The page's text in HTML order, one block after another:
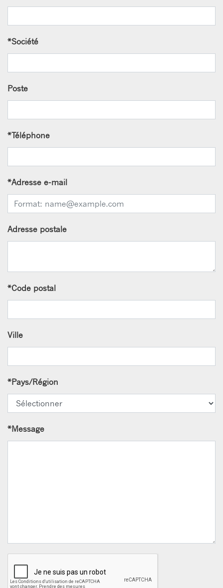
*Société
Poste
*Téléphone
*Adresse e-mail
Adresse postale
*Code postal
Ville
*Pays/Région
*Message